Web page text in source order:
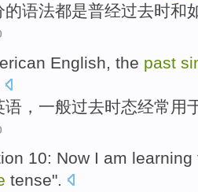
的语法都是普经过去时和
English the past
语 ，一般过去时态经常 用
10: Now I am learning
tense".